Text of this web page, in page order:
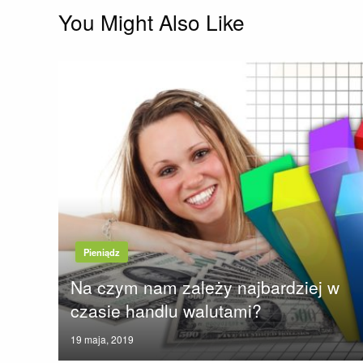
You Might Also Like
Pieniądz
Na czym nam zależy najbardziej w
czasie handlu walutami?
Posted
on
19 maja, 2019